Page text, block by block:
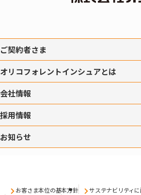
ご契約者さま
オリコフォレントインシュアとは
会社情報
採用情報
お知らせ
お客さま本位の基本方針
サステナビリティ